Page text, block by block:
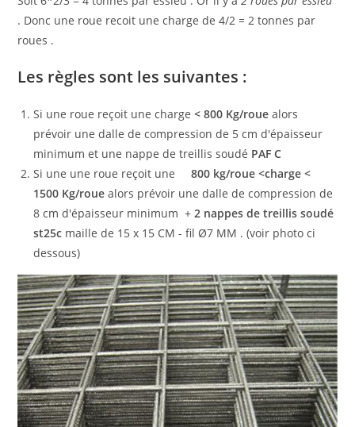
. Donc une roue recoit une charge de 4/2 = 2 tonnes par
roues .
Les règles sont les suivantes :
Si une roue reçoit une charge< 800 Kg/roue alors
prévoir une dalle de compression de 5 cm d'épaisseur
minimum et une nappe de treillis soudé PAF C
Si une une roue reçoit une
800 kg/roue <charge <
1500 Kg/roue alors prévoir une dalle de compression de
8 cm d'épaisseur minimum +2 nappes de treillis soudé
st25c maille de 15 x 15 CM - fil Ø7 MM . (voir photo ci
dessous)